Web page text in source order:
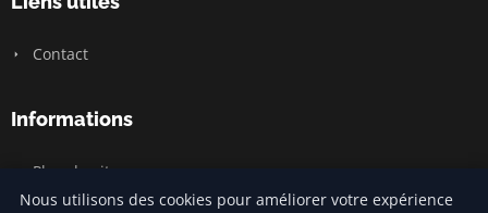
Contact
Informations
Plan du site
Nous utilisons des cookies pour améliorer votre expérience